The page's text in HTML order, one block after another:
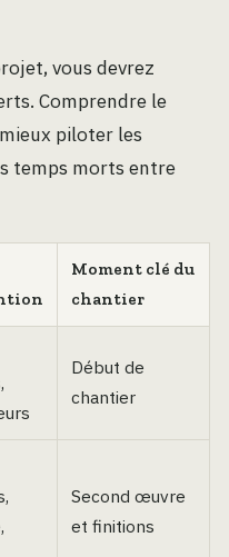
vous devrez
Comprendre le
piloter les
temps morts entre
Moment clé du
chantier
Début de
chantier
Second œuvre
et finitions